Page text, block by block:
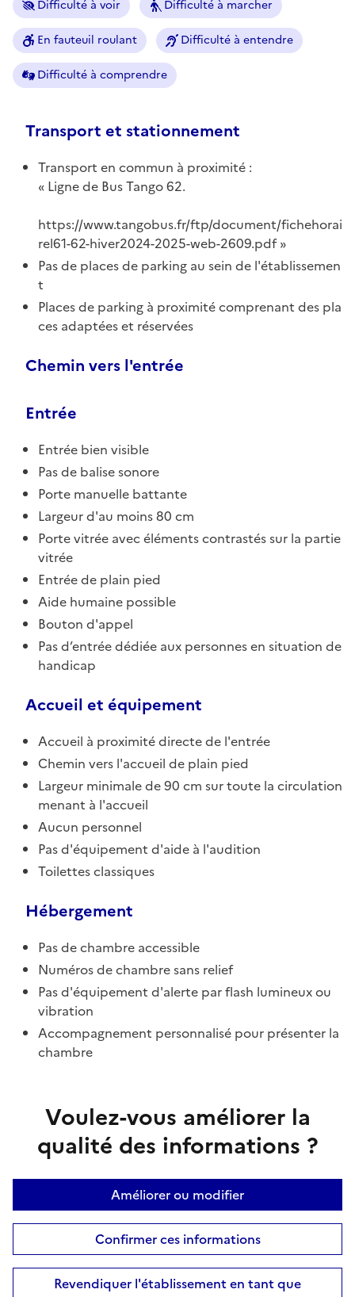
Difficulté à voir Difficulté à marcher
En fauteuil roulant Difficulté à entendre
Difficulté à comprendre
Transport et stationnement
Transport en commun à proximité :
Ligne de Bus Tango 62.
https://www.tangobus.fr/ftp/document/fichehorai
rel61-62-hiver2024-2025-web-2609.pdf
Pas de places de parking au sein de l'établissemen
t
Places de parking à proximité comprenant des pla
ces adaptées et réservées
Chemin vers l'entrée
Entrée
Entrée bien visible
Pas de balise sonore
Porte manuelle battante
Largeur d'au moins 80 cm
Porte vitrée avec éléments contrastés sur la partie
vitrée
Entrée de plain pied
Aide humaine possible
Bouton d'appel
Pas d’entrée dédiée aux personnes en situation de
handicap
Accueil et équipement
Accueil à proximité directe de l'entrée
Chemin vers l'accueil de plain pied
Largeur minimale de 90 cm sur toute la circulation
menant à l'accueil
Aucun personnel
Pas d'équipement d'aide à l'audition
Toilettes classiques
Hébergement
Pas de chambre accessible
Numéros de chambre sans relief
Pas d'équipement d'alerte par flash lumineux ou
vibration
Accompagnement personnalisé pour présenter la
chambre
Voulez-vous améliorer la
qualité des informations ?
Améliorer ou modifier
Confirmer ces informations
Revendiquer l'établissement en tant que